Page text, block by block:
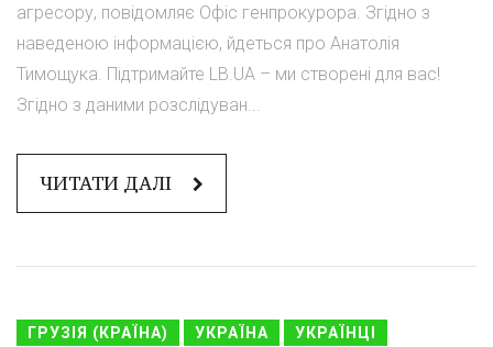
агресору, повідомляє Офіс генпрокурора. Згідно з
наведеною інформацією, йдеться про Анатолія
Тимощука. Підтримайте LB.UA – ми створені для вас!
Згідно з даними розслідуван...
ЧИТАТИ ДАЛІ
ГРУЗІЯ (КРАЇНА) УКРАЇНА УКРАЇНЦІ